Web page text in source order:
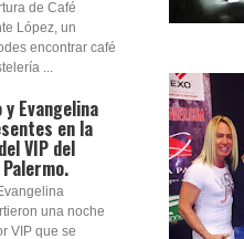
de Café
López, un
encontrar café
...
Evangelina
en la
VIP del
una noche
VIP que se